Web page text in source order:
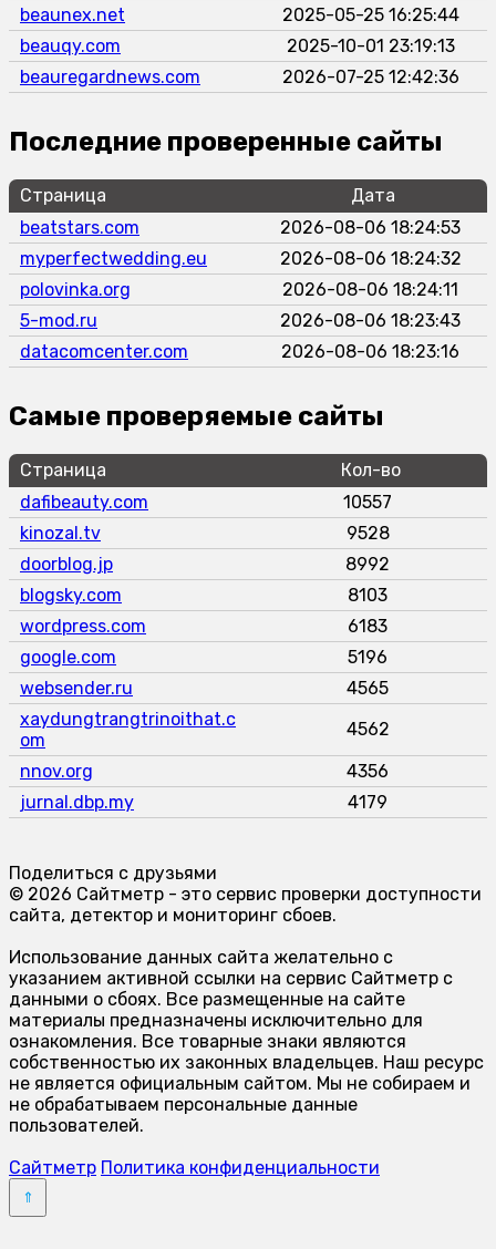
beaunex.net
2025-05-25 16:25:44
beauqy.com
2025-10-01 23:19:13
beauregardnews.com
2026-07-25 12:42:36
Последние проверенные сайты
Страница
Дата
beatstars.com
2026-08-06 18:24:53
myperfectwedding.eu
2026-08-06 18:24:32
polovinka.org
2026-08-06 18:24:11
5-mod.ru
2026-08-06 18:23:43
datacomcenter.com
2026-08-06 18:23:16
Самые проверяемые сайты
Страница
Кол-во
dafibeauty.com
10557
kinozal.tv
9528
doorblog.jp
8992
blogsky.com
8103
wordpress.com
6183
google.com
5196
websender.ru
4565
xaydungtrangtrinoithat.c
om
4562
nnov.org
4356
jurnal.dbp.my
4179
Поделиться с друзьями
© 2026 Сайтметр - это сервис проверки доступности
сайта, детектор и мониторинг сбоев.
Использование данных сайта желательно с
указанием активной ссылки на сервис Сайтметр с
данными о сбоях. Все размещенные на сайте
материалы предназначены исключительно для
ознакомления. Все товарные знаки являются
собственностью их законных владельцев. Наш ресурс
не является официальным сайтом. Мы не собираем и
не обрабатываем персональные данные
пользователей.
Сайтметр Политика конфиденциальности